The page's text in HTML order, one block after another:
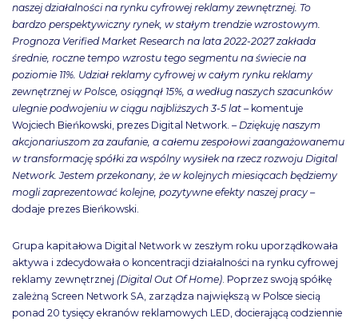
naszej działalności na rynku cyfrowej reklamy zewnętrznej. To
bardzo perspektywiczny rynek, w stałym trendzie wzrostowym.
Prognoza Verified Market Research na lata 2022-2027 zakłada
średnie, roczne tempo wzrostu tego segmentu na świecie na
poziomie 11%. Udział reklamy cyfrowej w całym rynku reklamy
zewnętrznej w Polsce, osiągnął 15%, a według naszych szacunków
ulegnie podwojeniu w ciągu najbliższych 3-5 lat – komentuje
Wojciech Bieńkowski, prezes Digital Network. – Dziękuję naszym
akcjonariuszom za zaufanie, a całemu zespołowi zaangażowanemu
w transformację spółki za wspólny wysiłek na rzecz rozwoju Digital
Network. Jestem przekonany, że w kolejnych miesiącach będziemy
mogli zaprezentować kolejne, pozytywne efekty naszej pracy –
dodaje prezes Bieńkowski.
Grupa kapitałowa Digital Network w zeszłym roku uporządkowała
aktywa i zdecydowała o koncentracji działalności na rynku cyfrowej
reklamy zewnętrznej (Digital Out Of Home). Poprzez swoją spółkę
zależną Screen Network SA, zarządza największą w Polsce siecią
ponad 20 tysięcy ekranów reklamowych LED, docierającą codziennie